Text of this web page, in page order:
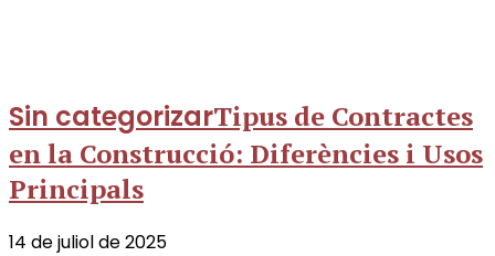
Sin categorizarTipus de Contractes
en la Construcció: Diferències i Usos
Principals
14 de juliol de 2025